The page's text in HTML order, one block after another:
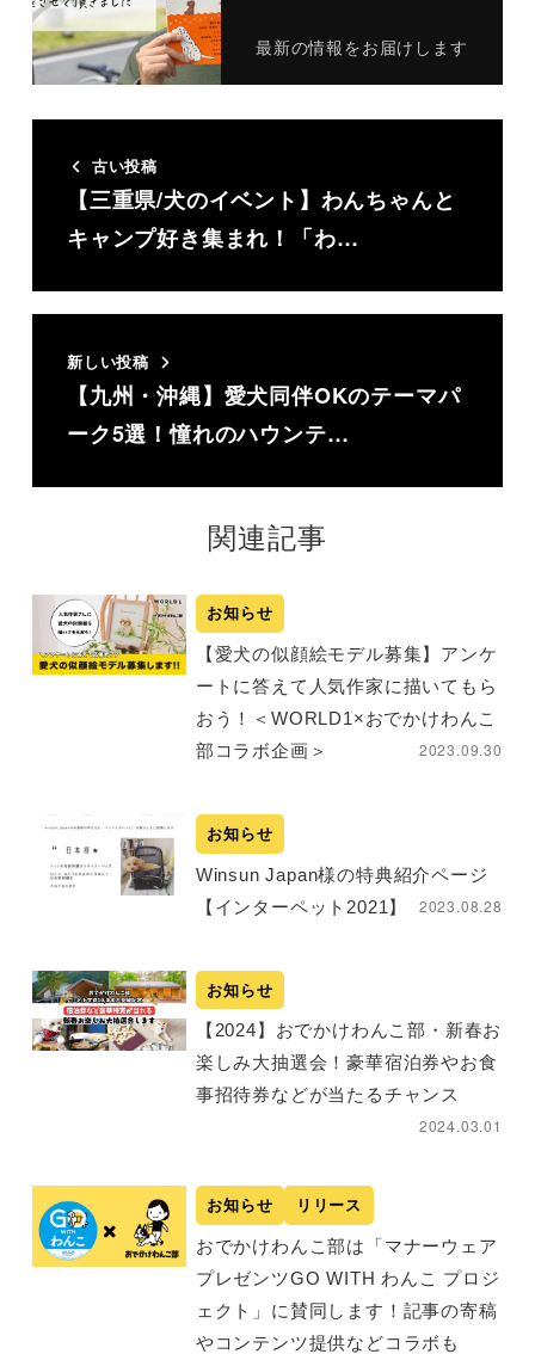
最新の情報をお届けします
古い投稿
【三重県/犬のイベント】わんちゃんと
キャンプ好き集まれ！「わ…
新しい投稿
【九州・沖縄】愛犬同伴OKのテーマパ
ーク5選！憧れのハウンテ…
関連記事
お知らせ
【愛犬の似顔絵モデル募集】アンケ
ートに答えて人気作家に描いてもら
おう！＜WORLD1×おでかけわんこ
部コラボ企画＞
2023.09.30
お知らせ
Winsun Japan様の特典紹介ページ
【インターペット2021】
2023.08.28
お知らせ
【2024】おでかけわんこ部・新春お
楽しみ大抽選会！豪華宿泊券やお食
事招待券などが当たるチャンス
2024.03.01
お知らせ リリース
おでかけわんこ部は「マナーウェア
プレゼンツGO WITH わんこ プロジ
ェクト」に賛同します！記事の寄稿
やコンテンツ提供などコラボも